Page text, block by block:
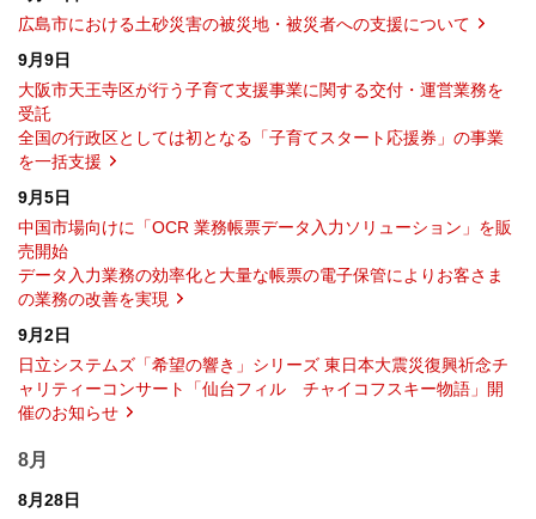
広島市における土砂災害の被災地・被災者への支援について
9月9日
大阪市天王寺区が行う子育て支援事業に関する交付・運営業務を
受託
全国の行政区としては初となる「子育てスタート応援券」の事業
を一括支援
9月5日
中国市場向けに「OCR 業務帳票データ入力ソリューション」を販
売開始
データ入力業務の効率化と大量な帳票の電子保管によりお客さま
の業務の改善を実現
9月2日
日立システムズ「希望の響き」シリーズ 東日本大震災復興祈念チ
ャリティーコンサート「仙台フィル チャイコフスキー物語」開
催のお知らせ
8月
8月28日